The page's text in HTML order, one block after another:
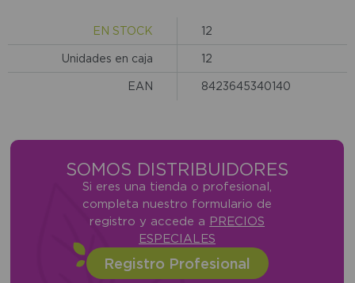
EN STOCK 12
Unidades en caja 12
EAN 8423645340140
SOMOS DISTRIBUIDORES
Si eres una tienda o profesional,
completa nuestro formulario de
registro y accede a PRECIOS
ESPECIALES
Registro Profesional